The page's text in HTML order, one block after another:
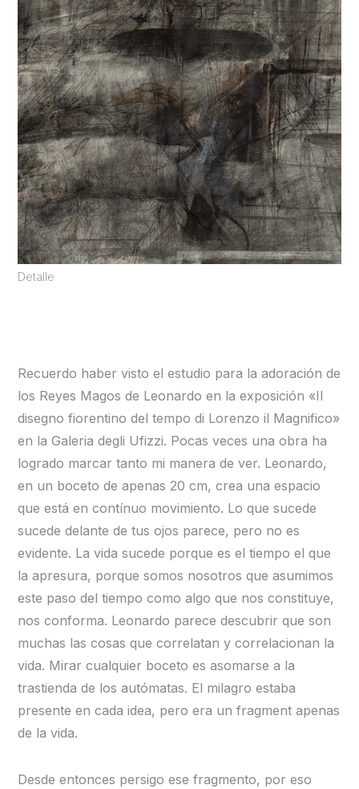
Detalle
Recuerdo haber visto el estudio para la adoración de
los Reyes Magos de Leonardo en la exposición «Il
disegno fiorentino del tempo di Lorenzo il Magnifico»
en la Galeria degli Ufizzi. Pocas veces una obra ha
logrado marcar tanto mi manera de ver. Leonardo,
en un boceto de apenas 20 cm, crea una espacio
que está en contínuo movimiento. Lo que sucede
sucede delante de tus ojos parece, pero no es
evidente. La vida sucede porque es el tiempo el que
la apresura, porque somos nosotros que asumimos
este paso del tiempo como algo que nos constituye,
nos conforma. Leonardo parece descubrir que son
muchas las cosas que correlatan y correlacionan la
vida. Mirar cualquier boceto es asomarse a la
trastienda de los autómatas. El milagro estaba
presente en cada idea, pero era un fragment apenas
de la vida.
Desde entonces persigo ese fragmento, por eso